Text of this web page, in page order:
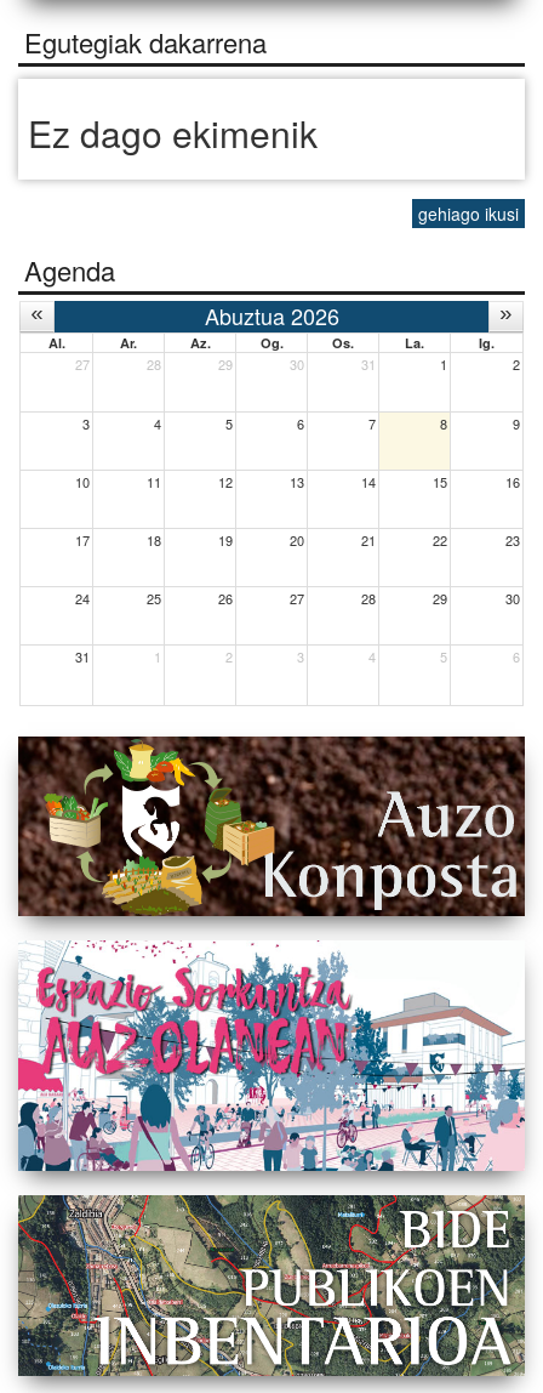
Egutegiak dakarrena
Ez dago ekimenik
gehiago ikusi
Agenda
Abuztua 2026
Al. Ar. Az. Og. Os. La. Ig.
27 28 29 30 31 1 2
3 4 5 6 7 8 9
10 11 12 13 14 15 16
17 18 19 20 21 22 23
24 25 26 27 28 29 30
31 1 2 3 4 5 6